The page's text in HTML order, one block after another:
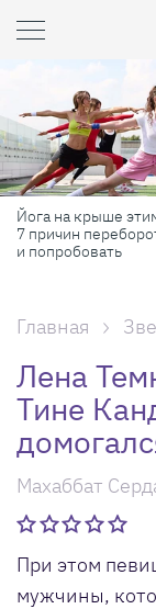
Йога на крыше
7 причин
и попробовать
Главная
Лена
Тине
Махаббат
При этом
мужчины,